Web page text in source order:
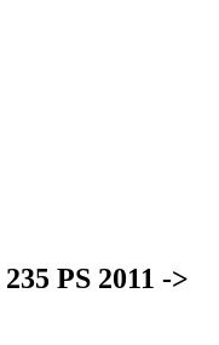
PS 2011 ->